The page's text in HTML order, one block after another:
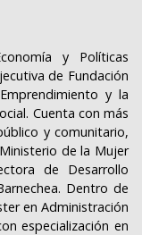
y Políticas
de Fundación
y la
Cuenta con más
y comunitario,
de la Mujer
de Desarrollo
Dentro de
en Administración
especialización en